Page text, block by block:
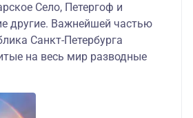
Село, Петергоф и
другие. Важнейшей частью
Санкт-Петербурга
на весь мир разводные